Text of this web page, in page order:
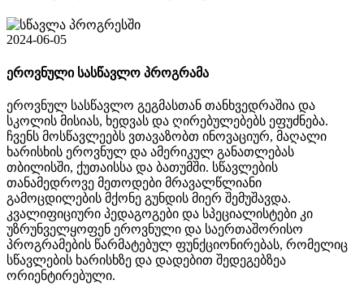
2024-06-05
ეროვნული სასწავლო პროგრამა
ეროვნულ სასწავლო გეგმასთან თანხვედრაშია და
სკოლის მისიას, ხედვას და ღირებულებებს ეფუძნება.
ჩვენს მოსწავლეებს ვთავაზობთ ინოვაციურ, მაღალი
ხარისხის ეროვნულ და ამერიკულ განათლებას
თბილისში, ქუთაისსა და ბათუმში. სწავლების
თანამედროვე მეთოდები მრავალწლიანი
გამოცდილების მქონე გუნდის მიერ შემუშავდა.
კვალიფიციური პედაგოგები და სპეციალისტები კი
უზრუნველყოფენ ეროვნული და საერთაშორისო
პროგრამების წარმატებულ ფუნქციონირებას, რომელიც
სწავლების ხარისხზე და დადებით შედეგებზეა
ორიენტირებული.